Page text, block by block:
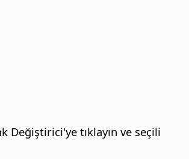
Değiştirici'ye tıklayın ve seçili